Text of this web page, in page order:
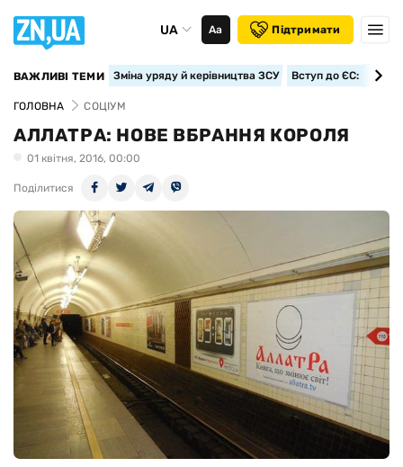
UA Аа Підтримати
ВАЖЛИВІ ТЕМИ Зміна уряду й керівництва ЗСУ Вступ до ЄС:
ГОЛОВНА СОЦІУМ
АЛЛАТРА: НОВЕ ВБРАННЯ КОРОЛЯ
01 квiтня, 2016, 00:00
Поділитися